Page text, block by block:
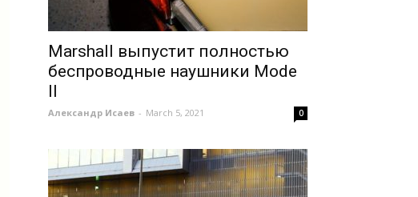
Marshall выпустит полностью
беспроводные наушники Mode
II
Александр Исаев - March 5, 2021 0